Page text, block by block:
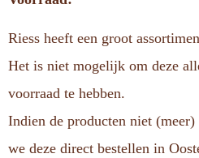
Riess heeft een groot
Het is niet mogelijk om deze
voorraad te hebben.
Indien de producten niet
we deze direct bestellen in